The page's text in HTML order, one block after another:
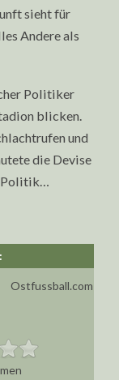
sieht für
Andere als
Politiker
blicken.
und
die Devise
Ostfussball.com